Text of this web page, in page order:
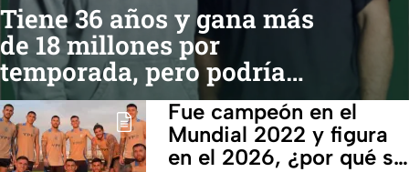
Tiene 36 años y gana más
de 18 millones por
temporada, pero podría
retirarse pronto de la NFL
Fue campeón en el
Mundial 2022 y figura
en el 2026, ¿por qué se